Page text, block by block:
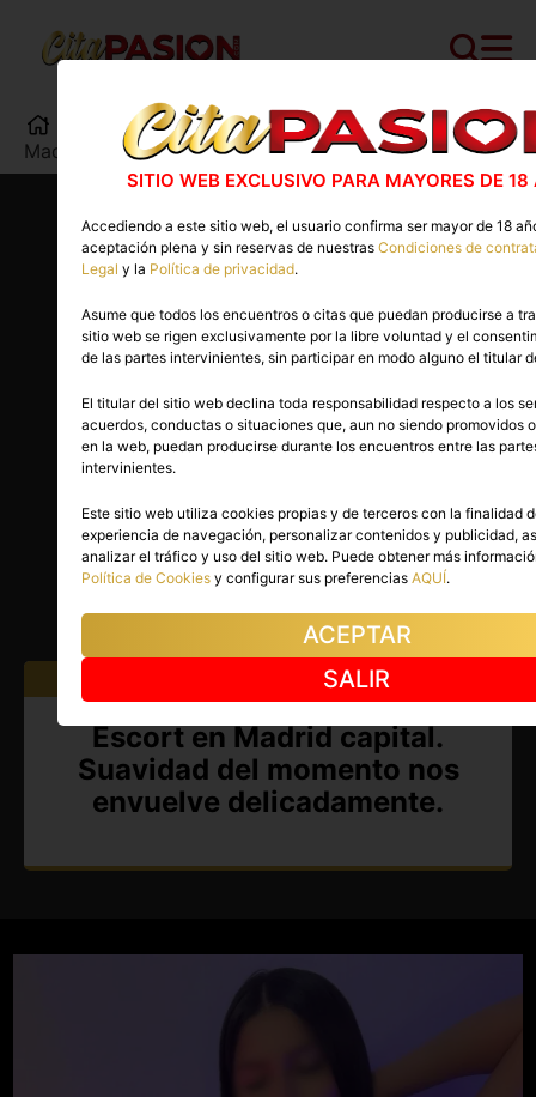
Cita PASION.COM>Escorts>Madrid>
Madrid capital>Kheila
29 años
KHEILA
Madrid capital
(Madrid)
(1)
Hombres
Escort en Madrid capital.
Suavidad del momento nos
envuelve delicadamente.
SITIO WEB EXCLUSIVO PARA MAYORES DE 18
Accediendo a este sitio web, el usuario confirma ser mayor de 18
aceptación plena y sin reservas de nuestras Condiciones de
Legal y la Política de privacidad.
Asume que todos los encuentros o citas que puedan producirse a
sitio web se rigen exclusivamente por la libre voluntad y el
de las partes intervinientes, sin participar en modo alguno el titular
El titular del sitio web declina toda responsabilidad respecto a los
acuerdos, conductas o situaciones que, aun no siendo promovidos
en la web, puedan producirse durante los encuentros entre las
intervinientes.
Este sitio web utiliza cookies propias y de terceros con la finalidad
experiencia de navegación, personalizar contenidos y publicidad,
analizar el tráfico y uso del sitio web. Puede obtener más
Política de Cookies y configurar sus preferencias AQUÍ.
ACEPTAR
SALIR